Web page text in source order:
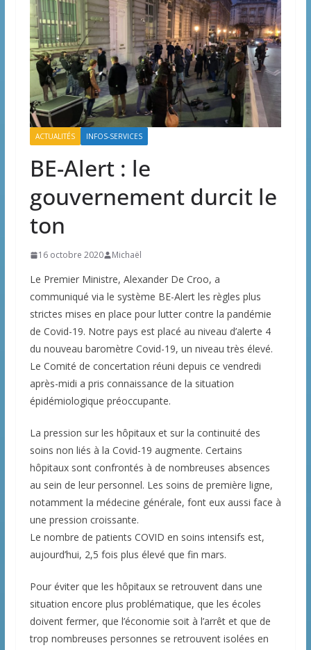
ACTUALITÉS INFOS-SERVICES
BE-Alert : le
gouvernement durcit le
ton
16 octobre 2020 Michaël
Le Premier Ministre, Alexander De Croo, a
communiqué via le système BE-Alert les règles plus
strictes mises en place pour lutter contre la pandémie
de Covid-19. Notre pays est placé au niveau d’alerte 4
du nouveau baromètre Covid-19, un niveau très élevé.
Le Comité de concertation réuni depuis ce vendredi
après-midi a pris connaissance de la situation
épidémiologique préoccupante.
La pression sur les hôpitaux et sur la continuité des
soins non liés à la Covid-19 augmente. Certains
hôpitaux sont confrontés à de nombreuses absences
au sein de leur personnel. Les soins de première ligne,
notamment la médecine générale, font eux aussi face à
une pression croissante.
Le nombre de patients COVID en soins intensifs est,
aujourd’hui, 2,5 fois plus élevé que fin mars.
Pour éviter que les hôpitaux se retrouvent dans une
situation encore plus problématique, que les écoles
doivent fermer, que l’économie soit à l’arrêt et que de
trop nombreuses personnes se retrouvent isolées en